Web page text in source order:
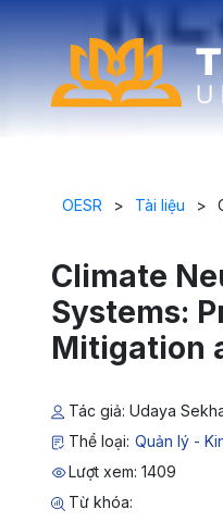
OESR > Tài liệu >
Climate
Systems:
Mitigation
Tác giả: Udaya
Thể loại: Quản lý -
Lượt xem: 1409
Từ khóa: